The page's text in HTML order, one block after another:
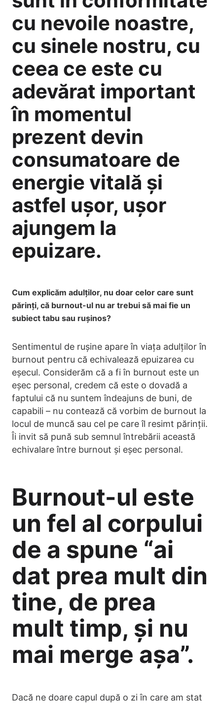
cu nevoile noastre,
cu sinele nostru, cu
ceea ce este cu
adevărat important
în momentul
prezent devin
consumatoare de
energie vitală și
astfel ușor, ușor
ajungem la
epuizare.
Cum explicăm adulților, nu doar celor care sunt
părinți, că burnout-ul nu ar trebui să mai fie un
subiect tabu sau rușinos?
Sentimentul de rușine apare în viața adulților în
burnout pentru că echivalează epuizarea cu
eșecul. Considerăm că a fi în burnout este un
eșec personal, credem că este o dovadă a
faptului că nu suntem îndeajuns de buni, de
capabili – nu contează că vorbim de burnout la
locul de muncă sau cel pe care îl resimt părinții.
Îi invit să pună sub semnul întrebării această
echivalare între burnout și eșec personal.
Burnout-ul este
un fel al corpului
de a spune “ai
dat prea mult din
tine, de prea
mult timp, și nu
mai merge așa”.
Dacă ne doare capul după o zi în care am stat